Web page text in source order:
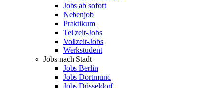
Jobs ab sofort
Nebenjob
Praktikum
Teilzeit-Jobs
Vollzeit-Jobs
Werkstudent
Jobs nach Stadt
Jobs Berlin
Jobs Dortmund
Jobs Düsseldorf